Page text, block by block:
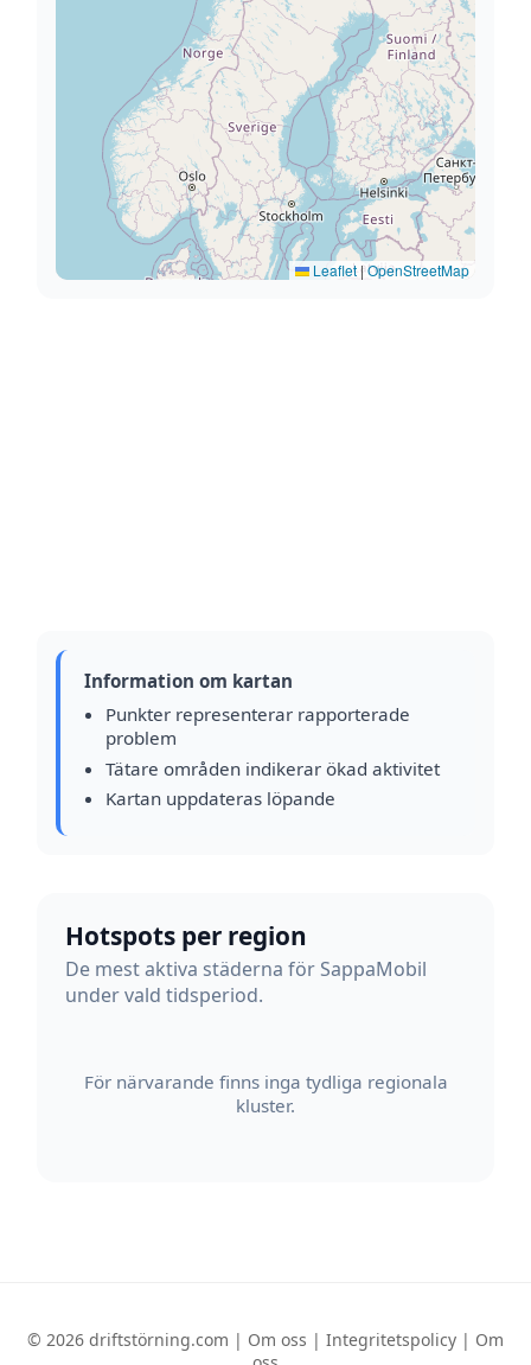
Leaflet|OpenStreetMap
Information om kartan
Punkter representerar rapporterade
problem
Tätare områden indikerar ökad aktivitet
Kartan uppdateras löpande
Hotspots per region
De mest aktiva städerna för SappaMobil
under vald tidsperiod.
För närvarande finns inga tydliga regionala
kluster.
© 2026 driftstörning.com | Om oss | Integritetspolicy | Om